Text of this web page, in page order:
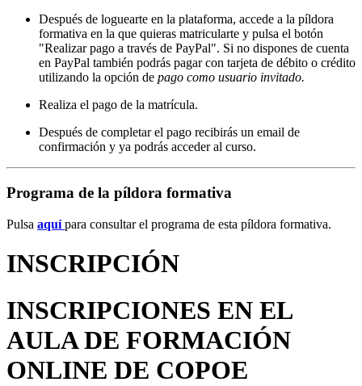
Después de loguearte en la plataforma, accede a la píldora
formativa en la que quieras matricularte y pulsa el botón
"Realizar pago a través de PayPal". Si no dispones de cuenta
en PayPal también podrás pagar con tarjeta de débito o crédito
utilizando la opción de pago como usuario invitado.
Realiza el pago de la matrícula.
Después de completar el pago recibirás un email de
confirmación y ya podrás acceder al curso.
Programa de la píldora formativa
Pulsa aquí para consultar el programa de esta píldora formativa.
INSCRIPCIÓN
INSCRIPCIONES EN EL
AULA DE FORMACIÓN
ONLINE DE COPOE